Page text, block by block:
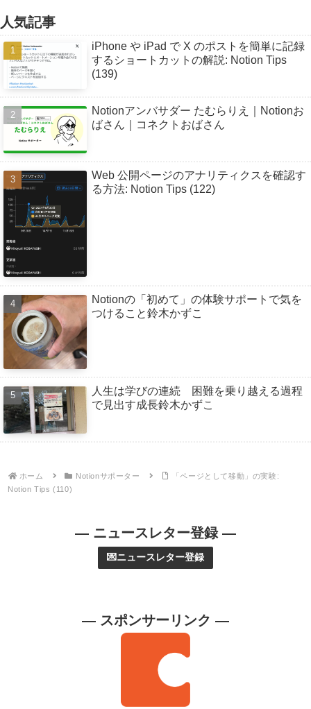
人気記事
iPhone や iPad で X のポストを簡単に記録
するショートカットの解説: Notion Tips
(139)
Notionアンバサダー たむらりえ｜Notionお
ばさん｜コネクトおばさん
Web 公開ページのアナリティクスを確認す
る方法: Notion Tips (122)
Notionの「初めて」の体験サポートで気を
つけること鈴木かずこ
人生は学びの連続 困難を乗り越える過程
で見出す成長鈴木かずこ
ホーム Notionサポーター
「ページとして移動」の実験:
Notion Tips (110)
— ニュースレター登録 —
💌ニュースレター登録
— スポンサーリンク —